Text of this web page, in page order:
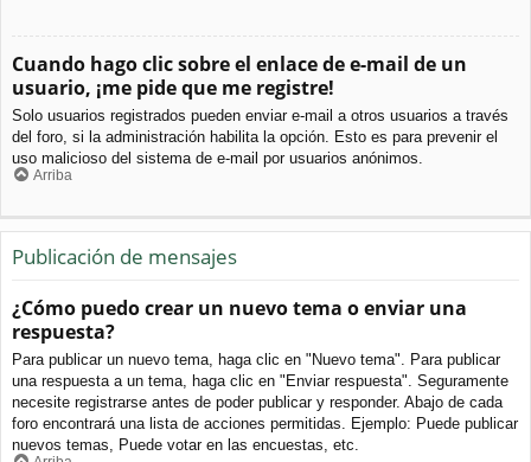
Cuando hago clic sobre el enlace de e-mail de un
usuario, ¡me pide que me registre!
Solo usuarios registrados pueden enviar e-mail a otros usuarios a través
del foro, si la administración habilita la opción. Esto es para prevenir el
uso malicioso del sistema de e-mail por usuarios anónimos.
Arriba
Publicación de mensajes
¿Cómo puedo crear un nuevo tema o enviar una
respuesta?
Para publicar un nuevo tema, haga clic en "Nuevo tema". Para publicar
una respuesta a un tema, haga clic en "Enviar respuesta". Seguramente
necesite registrarse antes de poder publicar y responder. Abajo de cada
foro encontrará una lista de acciones permitidas. Ejemplo: Puede publicar
nuevos temas, Puede votar en las encuestas, etc.